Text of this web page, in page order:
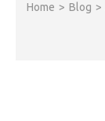
Home > Blog >